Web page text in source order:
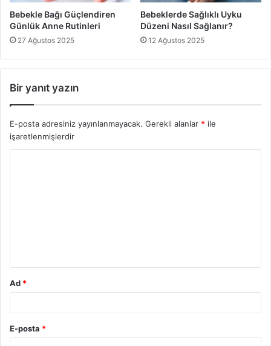
Bebeklere Kitap Okuma
Bebekle Bağı Güçlendiren
Günlük Anne Rutinleri
27 Ağustos 2025
Bebeklerde Sağlıklı Uyku
Düzeni Nasıl Sağlanır?
12 Ağustos 2025
Bir yanıt yazın
E-posta adresiniz yayınlanmayacak. Gerekli alanlar * ile
işaretlenmişlerdir
Ad *
E-posta *